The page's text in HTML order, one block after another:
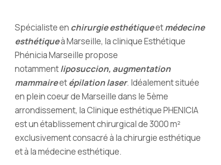
Spécialiste en chirurgie esthétiqueetmédecine
esthétiqueà Marseille, la clinique Esthétique
Phénicia Marseille propose
notammentliposuccion, augmentation
mammaireetépilation laser. Idéalement située
en plein coeur de Marseille dans le 5ème
arrondissement, la Clinique esthétique PHENICIA
est un établissement chirurgical de 3000 m²
exclusivement consacré à la chirurgie esthétique
et à la médecine esthétique.